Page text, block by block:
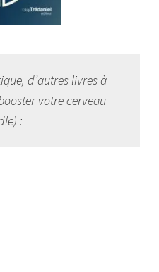
d’autres livres à
votre cerveau
: